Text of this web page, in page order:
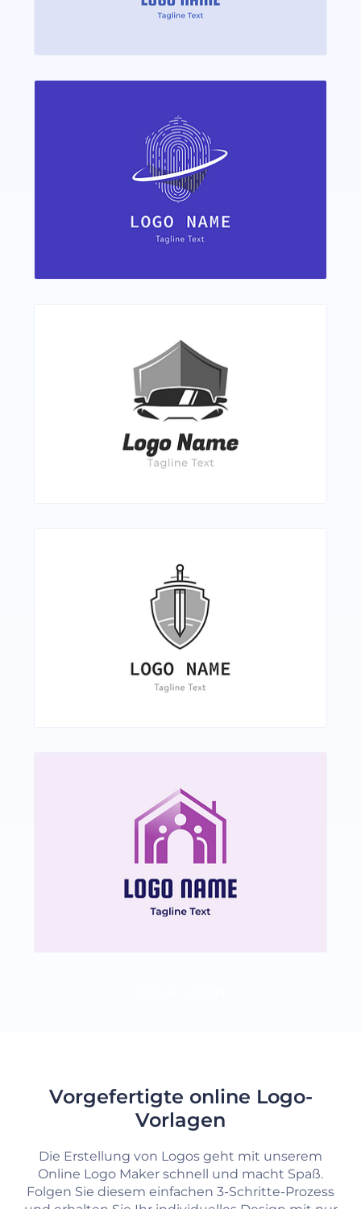
Vorgefertigte online Logo-
Vorlagen
Die Erstellung von Logos geht mit unserem
Online Logo Maker schnell und macht Spaß.
Folgen Sie diesem einfachen 3-Schritte-Prozess